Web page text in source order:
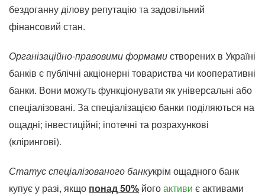
бездоганну ділову репутацію та задовільний
фінансовий стан.
Організаційно-правовими формамистворених в Україні
банків є публічні акціонерні товариства чи кооперативні
банки. Вони можуть функціонувати як універсальні або
спеціалізовані. За спеціалізацією банки поділяються на
ощадні; інвестиційні; іпотечні та розрахункові
(клірингові).
Статус спеціалізованого банкукрім ощадного банк
купує у разі, якщо понад 50% йогоактиви є активами